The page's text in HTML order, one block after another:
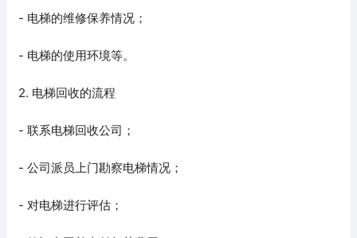
- 电梯的维修保养情况；
- 电梯的使用环境等。
2. 电梯回收的流程
- 联系电梯回收公司；
- 公司派员上门勘察电梯情况；
- 对电梯进行评估；